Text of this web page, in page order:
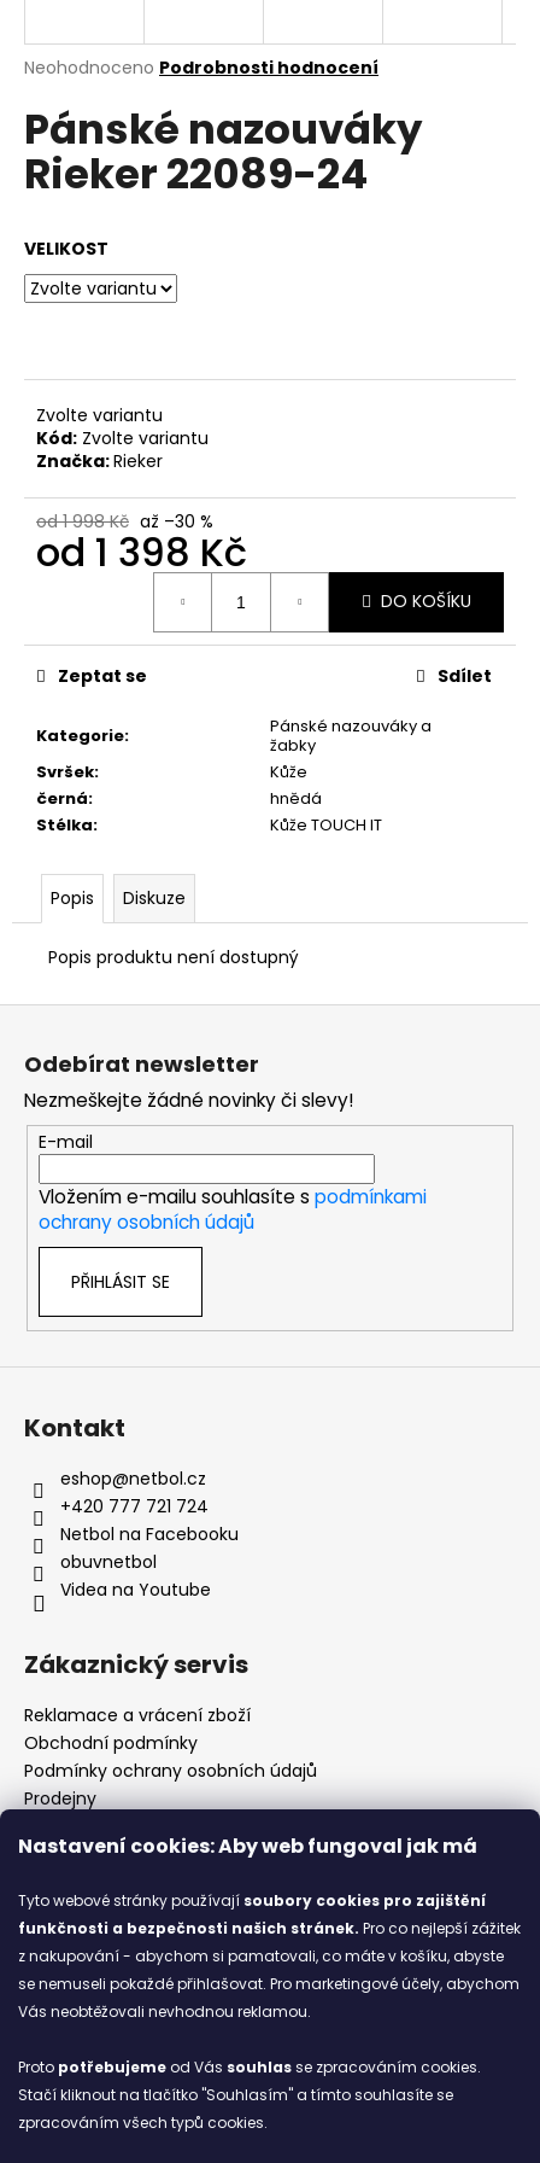
Nastavení cookies: Aby web fungoval jak má
Tyto webové stránky používají soubory cookies pro zajištění
funkčnosti a bezpečnosti našich stránek. Pro co nejlepší zážitek
z nakupování - abychom si pamatovali, co máte v košíku, abyste
se nemuseli pokaždé přihlašovat. Pro marketingové účely, abychom
Vás neobtěžovali nevhodnou reklamou.
Proto potřebujemeod Vás souhlasse zpracováním cookies.
Stačí kliknout na tlačítko "Souhlasím" a tímto souhlasíte se
zpracováním všech typů cookies.
Průměrné
produktu
je
0,0
Neohodnoceno Podrobnosti hodnocení
Pánské nazouváky
Rieker 22089-24
VELIKOST
Zvolte variantu
Kód: Zvolte variantu
Značka:Rieker
od 1 998 Kč až –30 %
od 1 398 Kč
DO KOŠÍKU
Kategorie:
Pánské nazouváky a
žabky
Svršek:
Kůže
černá:
hnědá
Stélka: Kůže TOUCH IT
Zeptat se Sdílet
Popis Diskuze
Popis produktu není dostupný
j
t
?
D
o
p
o
r
u
č
u
m
e
PRIMIGI
2418511
898
Z
Odebírat newsletter
Nezmeškejte žádné novinky či slevy!
E-mail
Vložením e-mailu souhlasíte s podmínkami
ochrany osobních údajů
PŘIHLÁSIT SE
Kontakt
eshop@netbol.cz
+420 777 721 724
Netbol na Facebooku
obuvnetbol
Videa na Youtube
Zákaznický servis
Reklamace a vrácení zboží
Obchodní podmínky
Podmínky ochrany osobních údajů
Prodejny
Značky
Blog
Ze starých bot staronové
ARCHIV